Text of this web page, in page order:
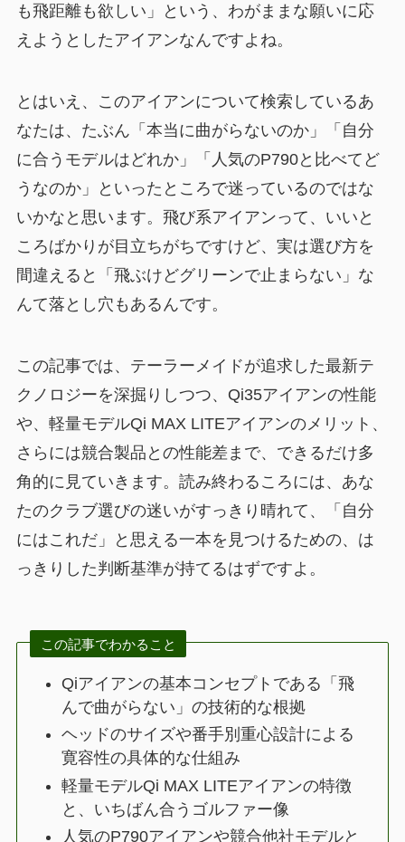
も飛距離も欲しい」という、わがままな願いに応
えようとしたアイアンなんですよね。
とはいえ、このアイアンについて検索しているあ
なたは、たぶん「本当に曲がらないのか」「自分
に合うモデルはどれか」「人気のP790と比べてど
うなのか」といったところで迷っているのではな
いかなと思います。飛び系アイアンって、いいと
ころばかりが目立ちがちですけど、実は選び方を
間違えると「飛ぶけどグリーンで止まらない」な
んて落とし穴もあるんです。
この記事では、テーラーメイドが追求した最新テ
クノロジーを深掘りしつつ、Qi35アイアンの性能
や、軽量モデルQi MAX LITEアイアンのメリット、
さらには競合製品との性能差まで、できるだけ多
角的に見ていきます。読み終わるころには、あな
たのクラブ選びの迷いがすっきり晴れて、「自分
にはこれだ」と思える一本を見つけるための、は
っきりした判断基準が持てるはずですよ。
この記事でわかること
Qiアイアンの基本コンセプトである「飛
んで曲がらない」の技術的な根拠
ヘッドのサイズや番手別重心設計による
寛容性の具体的な仕組み
軽量モデルQi MAX LITEアイアンの特徴
と、いちばん合うゴルファー像
人気のP790アイアンや競合他社モデルと